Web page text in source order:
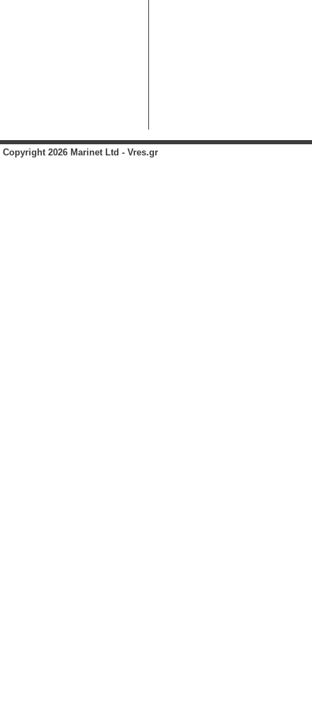
Copyright 2026 Marinet Ltd - Vres.gr